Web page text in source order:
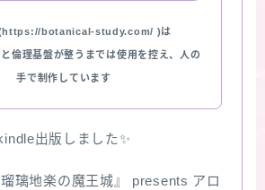
(https://botanical-study.com/ )は
倫理基盤が整うまでは使用を控え、人の
手で制作しています
出版しました✨
瑠璃地楽の魔王城』 presents アロ